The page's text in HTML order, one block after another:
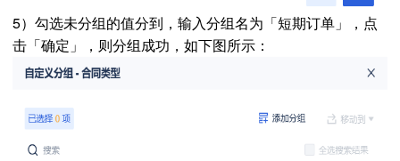
5）勾选未分组的值分到，输入分组名为「短期订单」，点
击「确定」，则分组成功，如下图所示：